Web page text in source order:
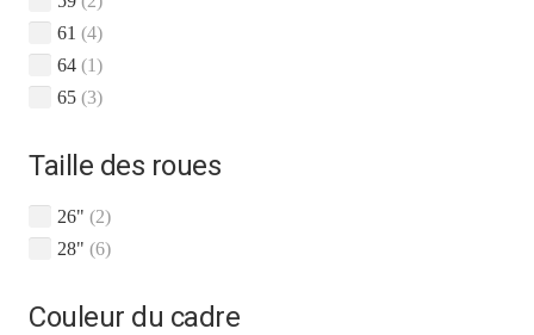
61 (4)
64 (1)
65 (3)
Taille des roues
26" (2)
28" (6)
Couleur du cadre